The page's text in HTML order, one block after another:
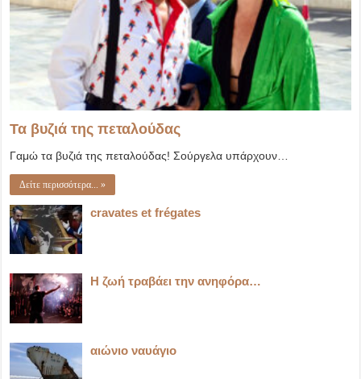
Τα βυζιά της πεταλούδας
Γαμώ τα βυζιά της πεταλούδας! Σούργελα υπάρχουν…
Δείτε περισσότερα... »
cravates et frégates
Η ζωή τραβάει την ανηφόρα…
αιώνιο ναυάγιο